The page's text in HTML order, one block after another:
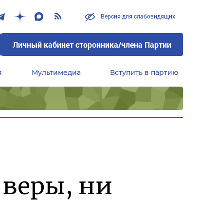
Версия для слабовидящих
Личный кабинет сторонника/члена Партии
Мультимедиа Вступить в партию
веры, ни